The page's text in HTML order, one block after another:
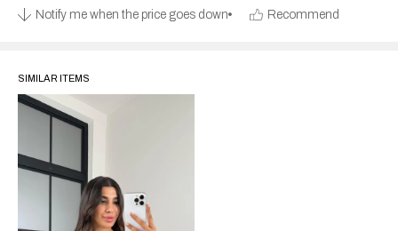
Notify me when the price goes down Recommend
SIMILAR ITEMS